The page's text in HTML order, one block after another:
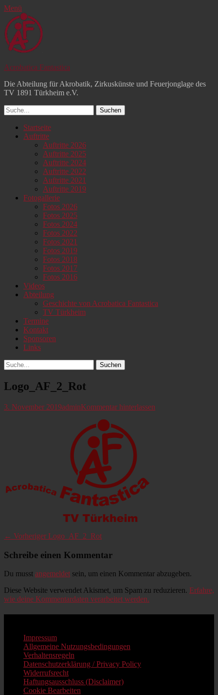
Menü
Acrobatica Fantastica
Die Abteilung für Akrobatik, Zirkuskünste und Feuerjonglage des
TV 1891 Türkheim e.V.
Suchen
nach:
Primäres
Menü
Zum
Inhalt
Startseite
Auftritte
Auftritte 2026
Auftritte 2025
Auftritte 2024
Auftritte 2022
Auftritte 2021
Auftritte 2019
Fotogallerie
Fotos 2026
Fotos 2025
Fotos 2024
Fotos 2022
Fotos 2021
Fotos 2019
Fotos 2018
Fotos 2017
Fotos 2016
Videos
Abteilung
Geschichte von Acrobatica Fantastica
TV Türkheim
Termine
Kontakt
Sponsoren
Links
Suchen
Suchen
nach:
Logo_AF_2_Rot
Veröffentlicht
3. November 2019Autor
adminKommentar hinterlassen
Beitragsnavigation
← Vorheriger Vorheriger
Logo_AF_2_Rot
Schreibe einen Kommentar
Du musst angemeldet sein, um einen Kommentar abzugeben.
Diese Website verwendet Akismet, um Spam zu reduzieren. Erfahre,
wie deine Kommentardaten verarbeitet werden.
Impressum
Allgemeine Nutzungsbedingungen
Verhaltensregeln
Datenschutzerklärung / Privacy Policy
Widerrufsrecht
Haftungsausschluss (Disclaimer)
Cookie Bearbeiten